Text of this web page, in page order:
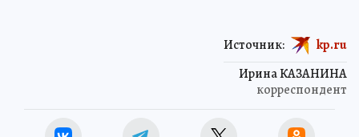
Ирина КАЗАНИНА
корреспондент
Источник: kp.ru